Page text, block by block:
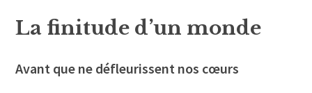
La finitude d’un monde
Avant que ne défleurissent nos cœurs